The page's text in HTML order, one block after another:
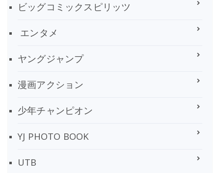
ビッグコミックスピリッツ
エンタメ
ヤングジャンプ
漫画アクション
少年チャンピオン
YJ PHOTO BOOK
UTB